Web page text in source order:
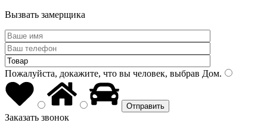
Вызвать замерщика
Пожалуйста, докажите, что вы человек, выбрав Дом.
Заказать звонок